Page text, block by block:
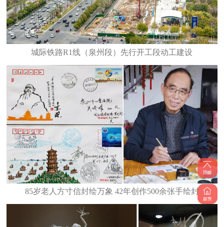
城际铁路R1线（泉州段）先行开工段动工建设
85岁老人方寸信封绘万象 42年创作500余张手绘封